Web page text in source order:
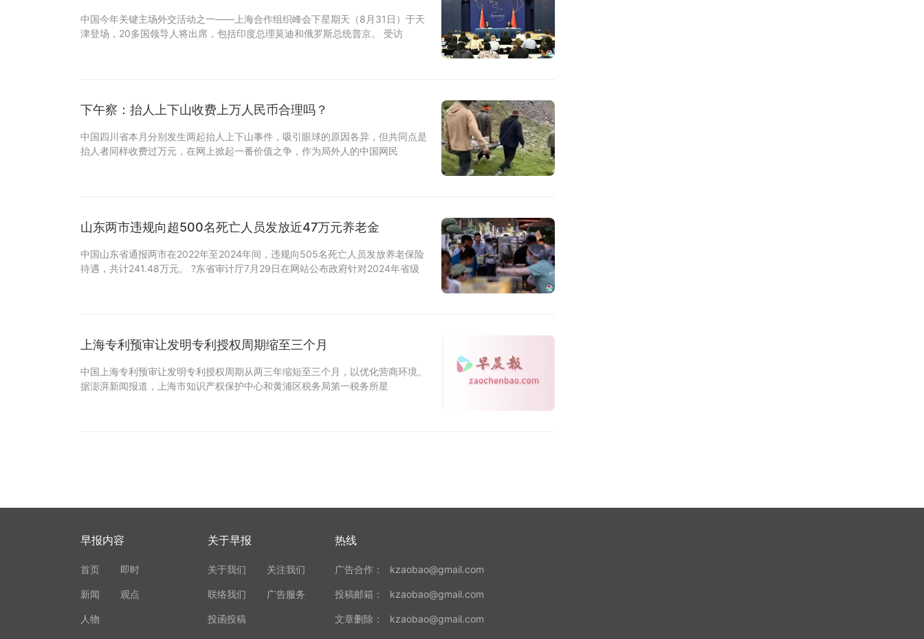
中国今年关键主场外交活动之一——上海合作组织峰会下星期天（8月31日）于天
津登场，20多国领导人将出席，包括印度总理莫迪和俄罗斯总统普京。 受访
下午察：抬人上下山收费上万人民币合理吗？
中国四川省本月分别发生两起抬人上下山事件，吸引眼球的原因各异，但共同点是
抬人者同样收费过万元，在网上掀起一番价值之争，作为局外人的中国网民
山东两市违规向超500名死亡人员发放近47万元养老金
中国山东省通报两市在2022年至2024年间，违规向505名死亡人员发放养老保险
待遇，共计241.48万元。 ?东省审计厅7月29日在网站公布政府针对2024年省级
上海专利预审让发明专利授权周期缩至三个月
中国上海专利预审让发明专利授权周期从两三年缩短至三个月，以优化营商环境。
据澎湃新闻报道，上海市知识产权保护中心和黄浦区税务局第一税务所星
早报内容
首页 即时
新闻 观点
人物
关于早报
关于我们 关注我们
联络我们 广告服务
投函投稿
热线
广告合作： kzaobao@gmail.com
投稿邮箱： kzaobao@gmail.com
文章删除： kzaobao@gmail.com